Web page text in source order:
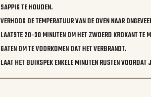
SAPPIG TE HOUDEN.
VERHOOG DE TEMPERATUUR VAN DE OVEN NAAR
LAATSTE 20-30 MINUTEN OM HET ZWOERD KROKANT TE
GATEN OM TE VOORKOMEN DAT HET VERBRANDT.
LAAT HET BUIKSPEK ENKELE MINUTEN RUSTEN